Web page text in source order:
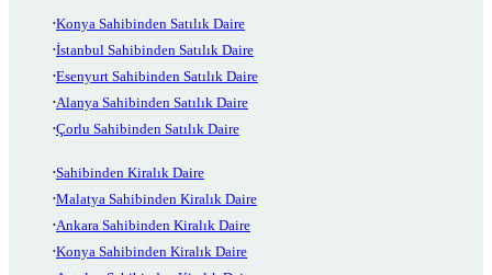
Konya Sahibinden Satılık Daire
İstanbul Sahibinden Satılık Daire
Esenyurt Sahibinden Satılık Daire
Alanya Sahibinden Satılık Daire
Çorlu Sahibinden Satılık Daire
Sahibinden Kiralık Daire
Malatya Sahibinden Kiralık Daire
Ankara Sahibinden Kiralık Daire
Konya Sahibinden Kiralık Daire